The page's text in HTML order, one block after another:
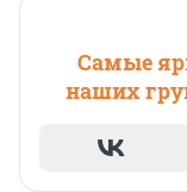
Самые
наших